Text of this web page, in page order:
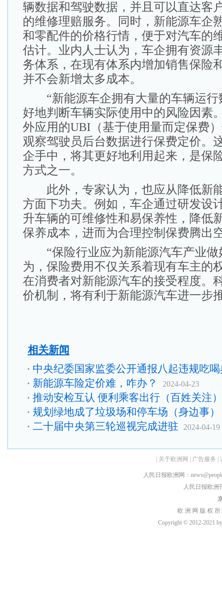
辆数据和驾驶数据，并且可以直达客
的维修理赔服务。同时，新能源车企
和零配件的价格行情，便于对汽车的
估计。业内人士认为，车企拥有资源
务体系，在现有体系内增加销售保险
并不会新增太多成本。
“新能源车企拥有大量的车辆运行
好地判断车辆实际使用中的风险因素
外应用的UBI（基于使用量而定保费
观察驾驶员后台数据进行保费定价。
企手中，将其更好地利用起来，是保
方式之一。
此外，专家认为，也应从降低新
方面下功夫。例如，车企通过研发设
升车辆的可维修性和易保养性，降低
保养成本，进而为合理控制保费腾出
“保险行业应为新能源汽车产业做
为，保险费用不仅关系着现有车主的
在消费者对新能源汽车的接受程度。
价机制，将有利于新能源汽车进一步
相关新闻
中央纪委国家监委公开通报八起违规吃
新能源车险定价难，咋办？
2024-04-23
推动安检互认 便利乘客出行（百姓关注）
规划绿地成了垃圾场和停车场（身边事）
二十届中央第三轮巡视完成进驻 2024-04-19
关于欧洲网 广告服务
人民日报欧洲网：
人民日报欧洲
欧 洲 网 版 权
Copyright © 2012-2021